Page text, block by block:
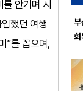
를 안기며 시
했던 여행
”를 꼽으며,
부
회